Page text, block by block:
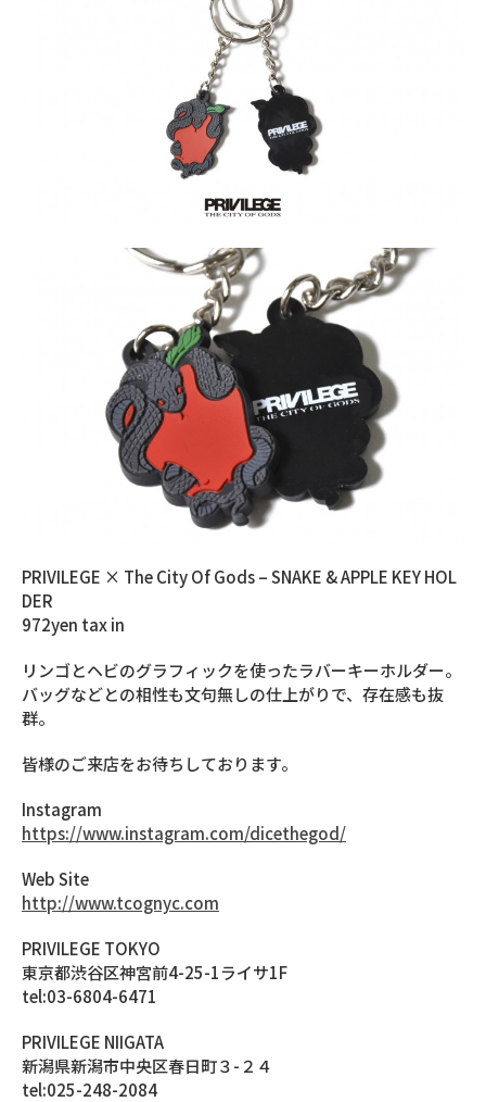
PRIVILEGE × The City Of Gods – SNAKE & APPLE KEY HOL
DER
972yen tax in
リンゴとヘビのグラフィックを使ったラバーキーホルダー。
バッグなどとの相性も文句無しの仕上がりで、存在感も抜
群。
皆様のご来店をお待ちしております。
Instagram
https://www.instagram.com/dicethegod/
Web Site
http://www.tcognyc.com
PRIVILEGE TOKYO
東京都渋谷区神宮前4-25-1ライサ1F
tel:03-6804-6471
PRIVILEGE NIIGATA
新潟県新潟市中央区春日町３-２４
tel:025-248-2084